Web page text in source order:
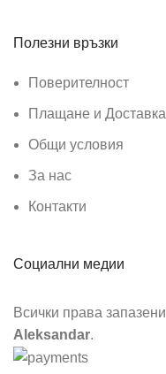
Полезни връзки
Поверителност
Плащане и Доставка
Общи условия
За нас
Контакти
Социални медии
Всички права запазени
Aleksandar.